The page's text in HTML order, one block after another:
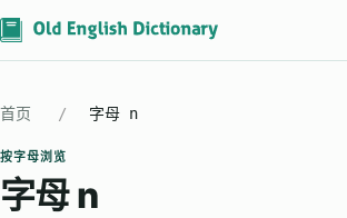
首页 字母 n
按字母浏览
字母 n